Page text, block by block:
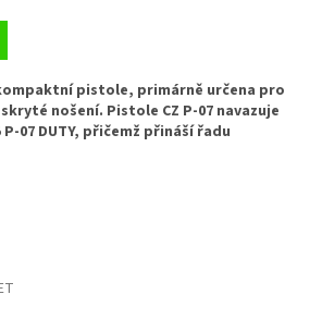
pistole, primárně určena pro
nošení. Pistole CZ P-07 navazuje
07 DUTY, přičemž přináší řadu